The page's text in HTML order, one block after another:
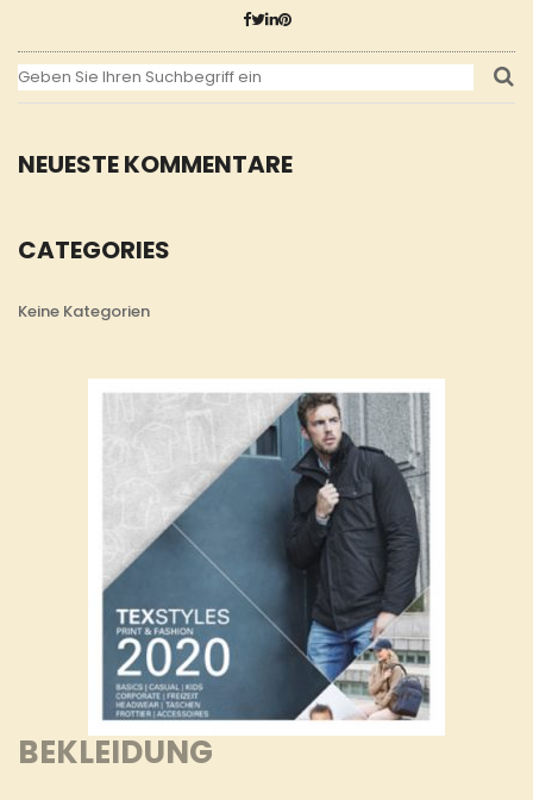
NEUESTE KOMMENTARE
CATEGORIES
Keine Kategorien
BEKLEIDUNG